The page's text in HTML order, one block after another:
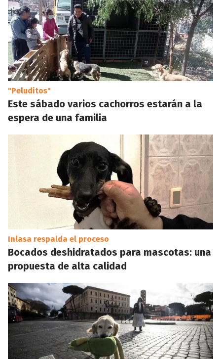
"Peluditos"
Este sábado varios cachorros estarán a la
espera de una familia
Inlasa respalda el proceso
Bocados deshidratados para mascotas: una
propuesta de alta calidad